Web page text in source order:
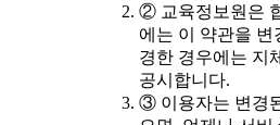
② 교육정보원은
에는 이 약관을 변
경한 경우에는 지
공시합니다.
③ 이용자는 변경